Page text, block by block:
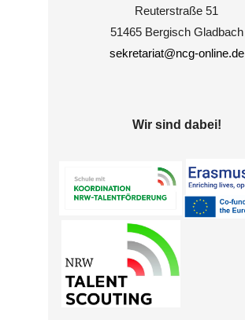
Reuterstraße 51
51465 Bergisch Gladbach
sekretariat@ncg-online.de
Wir sind dabei!